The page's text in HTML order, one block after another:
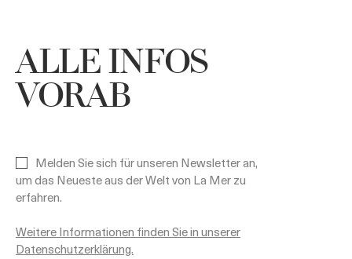
ALLE INFOS
VORAB
Melden Sie sich für unseren Newsletter an,
um das Neueste aus der Welt von La Mer zu
erfahren.
Weitere Informationen finden Sie in unserer
Datenschutzerklärung.